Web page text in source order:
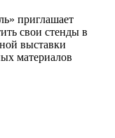
приглашает
свои стенды в
выставки
материалов